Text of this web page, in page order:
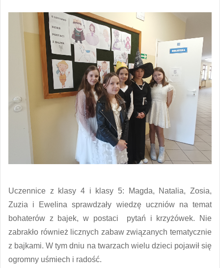
Uczennice z klasy 4 i klasy 5: Magda, Natalia, Zosia,
Zuzia i Ewelina sprawdzały wiedzę uczniów na temat
bohaterów z bajek, w postaci pytań i krzyżówek. Nie
zabrakło również licznych zabaw związanych tematycznie
z bajkami. W tym dniu na twarzach wielu dzieci pojawił się
ogromny uśmiech i radość.